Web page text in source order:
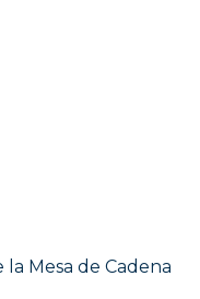
Mesa de Cadena